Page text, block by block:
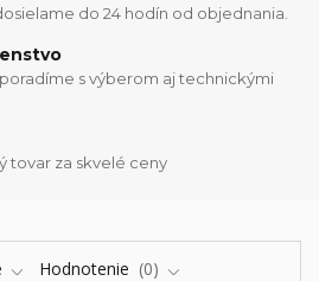
do 24 hodín od objednania.
s výberom aj technickými
tovar za skvelé ceny
Hodnotenie
0